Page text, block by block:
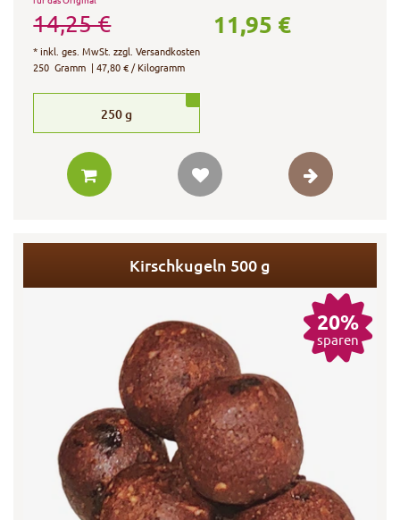
14,25 € 11,95 €
*inkl. ges. MwSt. zzgl.Versandkosten
250 Gramm | 47,80 € / Kilogramm
250g
Kirschkugeln 500 g
20%
sparen